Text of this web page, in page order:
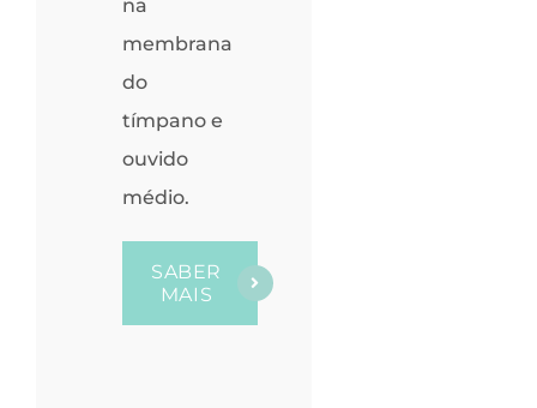
na
membrana
do
tímpano e
ouvido
médio.
SABER
MAIS